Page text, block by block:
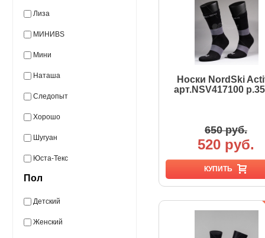
Лиза
МИНИВS
Мини
Наташа
Следопыт
Хорошо
Шугуан
Юста-Текс
Пол
Детский
Женский
Носки NordSki
арт.NSV417100
650 руб.
520 руб.
КУПИТЬ